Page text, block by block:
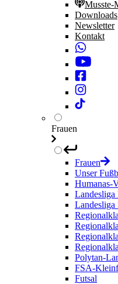
Musste-
Downloads
Newsletter
Kontakt
Frauen
Frauen
Unser
Humanas-
Landesliga
Landesliga
Polytan-
FSA-
Futsal